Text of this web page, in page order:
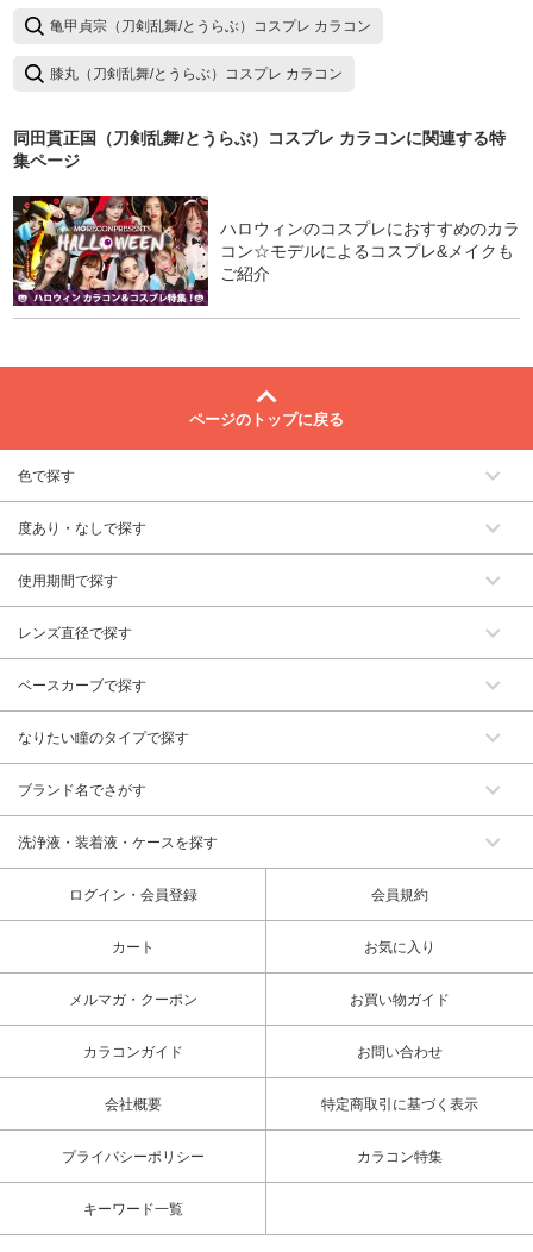
亀甲貞宗（刀剣乱舞/とうらぶ）コスプレ カラコン
膝丸（刀剣乱舞/とうらぶ）コスプレ カラコン
同田貫正国（刀剣乱舞/とうらぶ）コスプレ カラコンに関連する特
集ページ
ハロウィンのコスプレにおすすめのカラ
コン☆モデルによるコスプレ&メイクも
ご紹介
ページのトップに戻る
色で探す
度あり・なしで探す
使用期間で探す
レンズ直径で探す
ベースカーブで探す
なりたい瞳のタイプで探す
ブランド名でさがす
洗浄液・装着液・ケースを探す
ログイン・会員登録 会員規約
カート お気に入り
メルマガ・クーポン お買い物ガイド
カラコンガイド お問い合わせ
会社概要 特定商取引に基づく表示
プライバシーポリシー カラコン特集
キーワード一覧